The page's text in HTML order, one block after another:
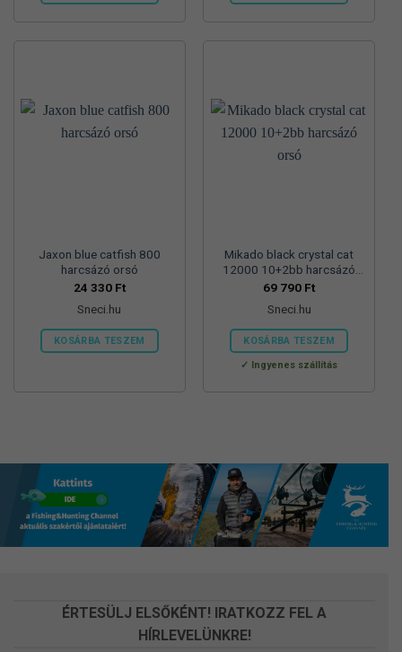
Jaxon blue catfish 800
harcsázó orsó
24 330 Ft
Sneci.hu
KOSÁRBA TESZEM
Mikado black crystal cat
12000 10+2bb harcsázó
orsó
69 790 Ft
Sneci.hu
KOSÁRBA TESZEM
Ingyenes szállítás
ÉRTESÜLJ ELSŐKÉNT! IRATKOZZ FEL A
HÍRLEVELÜNKRE!